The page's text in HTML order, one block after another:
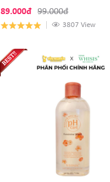
89.000đ
99.000đ
3807 View